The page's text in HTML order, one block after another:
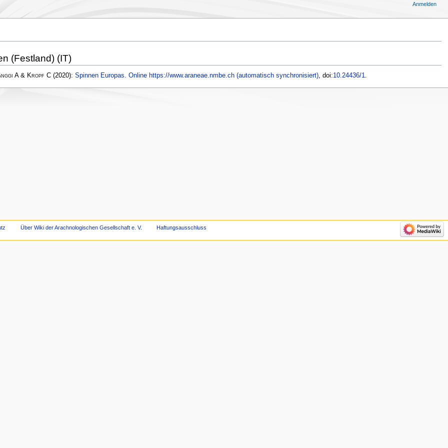
(Festland) (IT)
A & Kropf C(2020): Spinnen Europas. Online https://www.araneae.nmbe.ch (automatisch synchronisiert), doi:10.24436/1.
Anmelden
Über Wiki der Arachnologischen Gesellschaft e. V. Haftungsausschluss